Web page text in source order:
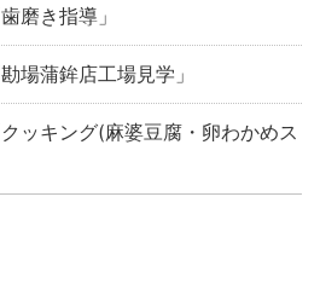
き指導」
場蒲鉾店工場見学」
ッキング(麻婆豆腐・卵わかめス